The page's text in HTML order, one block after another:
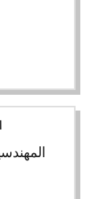
المهندسين - 6 شارع